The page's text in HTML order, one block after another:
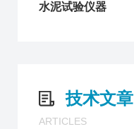
水泥试验仪器
技术文章
ARTICLES